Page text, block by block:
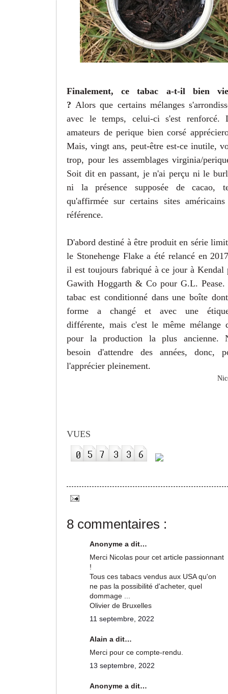
Finalement, ce tabac a-t-il bien
? Alors que certains mélanges
avec le temps, celui-ci s'est renforcé.
amateurs de perique bien corsé
Mais, vingt ans, peut-être est-ce inutile,
trop, pour les assemblagesvirginia/
Soit dit en passant, je n'ai perçu ni le
ni la présence supposée de cacao,
qu'affirmée sur certains sites
référence.
D'abord destiné à être produit en série
le Stonehenge Flake a été relancé en
il est toujours fabriqué à ce jour à Kendal
Gawith Hoggarth & Co pour G.L. Pease.
tabac est conditionné dans une boîte
forme a changé et avec une
différente, mais c'est le même mélange
pour la production la plus ancienne.
besoin d'attendre des années, donc,
l'apprécier pleinement.
VUES
8 commentaires :
Anonyme a dit…
Merci Nicolas pour cet article passionnant
!
Tous ces tabacs vendus aux USA qu'on
ne pas la possibilité d'acheter, quel
dommage ...
Olivier de Bruxelles
11 septembre, 2022
Alain a dit…
Merci pour ce compte-rendu.
13 septembre, 2022
Anonyme a dit…